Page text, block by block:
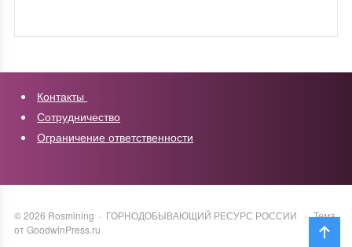
Контакты
Сотрудничество
Ограничение ответственности
©2026 Rosmining · ГОРНОДОБЫВАЮЩИЙ РЕСУРС РОССИИ ·Тема
от GoodwinPress.ru